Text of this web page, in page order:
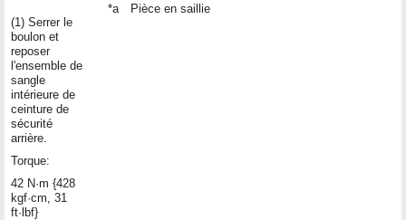
(1) Serrer le
boulon et
reposer
l'ensemble de
sangle
intérieure de
ceinture de
sécurité
arrière.
Torque:
42 N·m {428
kgf·cm, 31
ft·lbf}
*a Pièce en saillie